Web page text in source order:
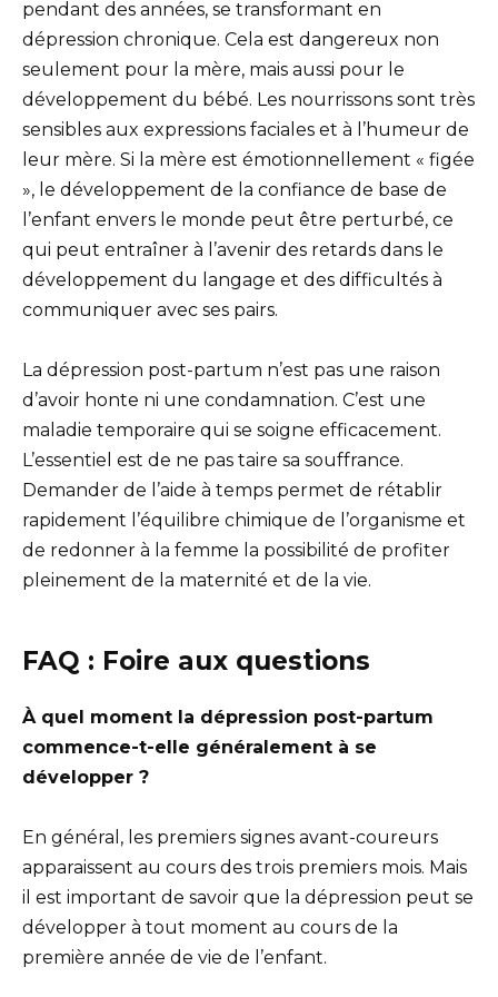
pendant des années, se transformant en
dépression chronique. Cela est dangereux non
seulement pour la mère, mais aussi pour le
développement du bébé. Les nourrissons sont très
sensibles aux expressions faciales et à l’humeur de
leur mère. Si la mère est émotionnellement « figée
», le développement de la confiance de base de
l’enfant envers le monde peut être perturbé, ce
qui peut entraîner à l’avenir des retards dans le
développement du langage et des difficultés à
communiquer avec ses pairs.
La dépression post-partum n’est pas une raison
d’avoir honte ni une condamnation. C’est une
maladie temporaire qui se soigne efficacement.
L’essentiel est de ne pas taire sa souffrance.
Demander de l’aide à temps permet de rétablir
rapidement l’équilibre chimique de l’organisme et
de redonner à la femme la possibilité de profiter
pleinement de la maternité et de la vie.
FAQ : Foire aux questions
À quel moment la dépression post-partum
commence-t-elle généralement à se
développer ?
En général, les premiers signes avant-coureurs
apparaissent au cours des trois premiers mois. Mais
il est important de savoir que la dépression peut se
développer à tout moment au cours de la
première année de vie de l’enfant.